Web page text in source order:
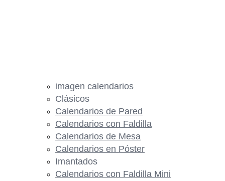
imagen calendarios
Clásicos
Calendarios de Pared
Calendarios con Faldilla
Calendarios de Mesa
Calendarios en Póster
Imantados
Calendarios con Faldilla Mini